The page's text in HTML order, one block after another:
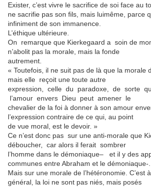
Exister, c’est vivre le sacrifice de soi face au
ne sacrifie pas son fils, mais luimême, parce
infiniment de son immanence.
L’éthique ultérieure.
On remarque que Kierkegaard a soin de
n’abolit pas la morale, mais la fonde
autrement.
« Toutefois, il ne suit pas de là que la morale
mais elle reçoit une toute autre
expression, celle du paradoxe, de sorte
l’amour envers Dieu peut amener le
chevalier de la foi à donner à son amour
l’expression contraire de ce qui, au point
de vue moral, est le devoir. »
Ce n’est donc pas sur une anti-morale que
déboucher, car alors il ferait sombrer
l’homme dans le démoniaque– et il y des
communes entre Abraham et le démoniaque-.
Mais sur une morale de l’hétéronomie. C’est
général, la loi ne sont pas niés, mais posés